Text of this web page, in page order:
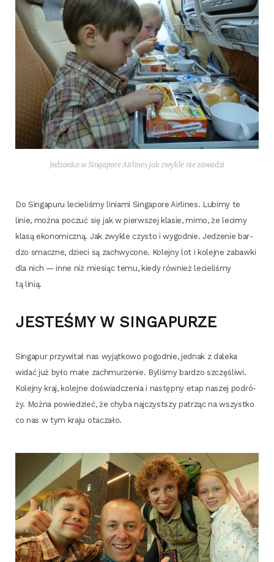
Jedzon­ko w Sin­ga­po­re Air­li­nes jak zwy­kle nie zawodzi
Do Sin­ga­pu­ru lecie­li­śmy linia­mi Sin­ga­po­re Air­li­nes. Lubi­my te
linie, moż­na poczuć się jak w pierw­szej kla­sie, mimo, że leci­my
kla­są eko­no­micz­ną. Jak zwy­kle czy­sto i wygod­nie. Jedze­nie bar­
dzo smacz­ne, dzie­ci są zachwy­co­ne. Kolej­ny lot i kolej­ne zabaw­ki
dla nich — inne niż mie­siąc temu, kie­dy rów­nież lecie­li­śmy
tą linią.
JESTEŚMY W SINGAPURZE
Sin­ga­pur przy­wi­tał nas wyjąt­ko­wo pogod­nie, jed­nak z dale­ka
widać już było małe zachmu­rze­nie. Byli­śmy bar­dzo szczę­śli­wi.
Kolej­ny kraj, kolej­ne doświad­cze­nia i następ­ny etap naszej podró­
ży. Moż­na powie­dzieć, że chy­ba naj­czyst­szy patrząc na wszyst­ko
co nas w tym kra­ju otaczało.